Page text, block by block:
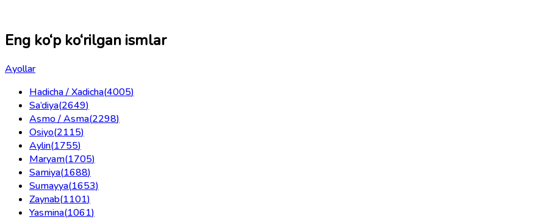
Eng ko‘p ko‘rilgan ismlar
Ayollar
Hadicha / Xadicha(4005)
Sa’diya(2649)
Asmo / Asma(2298)
Osiyo(2115)
Aylin(1755)
Maryam(1705)
Samiya(1688)
Sumayya(1653)
Zaynab(1101)
Yasmina(1061)